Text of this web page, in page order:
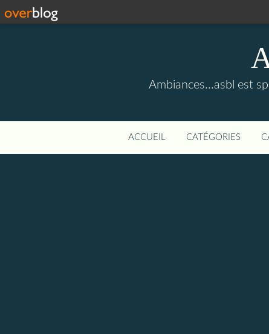
Ambiances...asbl est
ACCUEIL CATÉGORIES